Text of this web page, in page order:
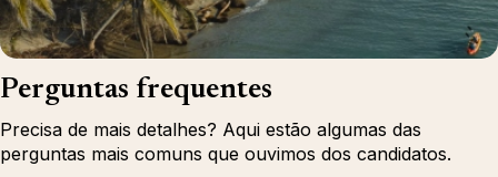
Perguntas frequentes
Precisa de mais detalhes? Aqui estão algumas das
perguntas mais comuns que ouvimos dos candidatos.